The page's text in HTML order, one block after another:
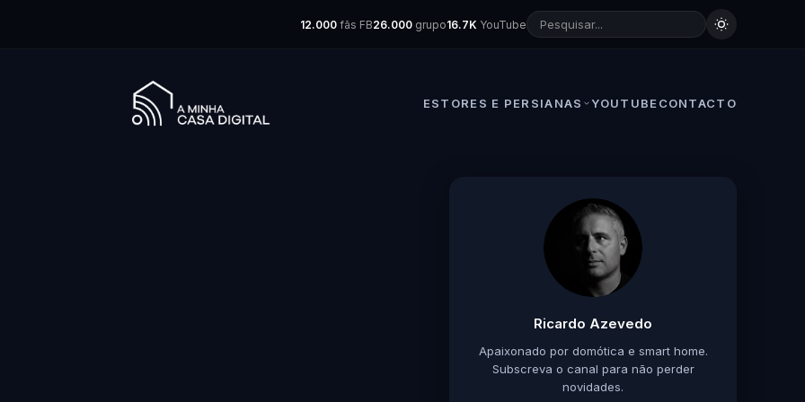
12.000 fãs FB26.000 grupo16.7K YouTube
ESTORES E PERSIANAS YOUTUBE CONTACTO
Ricardo Azevedo
Apaixonado por domótica e smart home.
Subscreva o canal para não perder
novidades.